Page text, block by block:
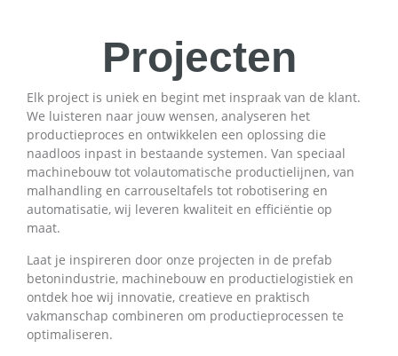
Projecten
Elk project is uniek en begint met inspraak van de klant.
We luisteren naar jouw wensen, analyseren het
productieproces en ontwikkelen een oplossing die
naadloos inpast in bestaande systemen. Van speciaal
machinebouw tot volautomatische productielijnen, van
malhandling en carrouseltafels tot robotisering en
automatisatie, wij leveren kwaliteit en efficiëntie op
maat.
Laat je inspireren door onze projecten in de prefab
betonindustrie, machinebouw en productielogistiek en
ontdek hoe wij innovatie, creatieve en praktisch
vakmanschap combineren om productieprocessen te
optimaliseren.